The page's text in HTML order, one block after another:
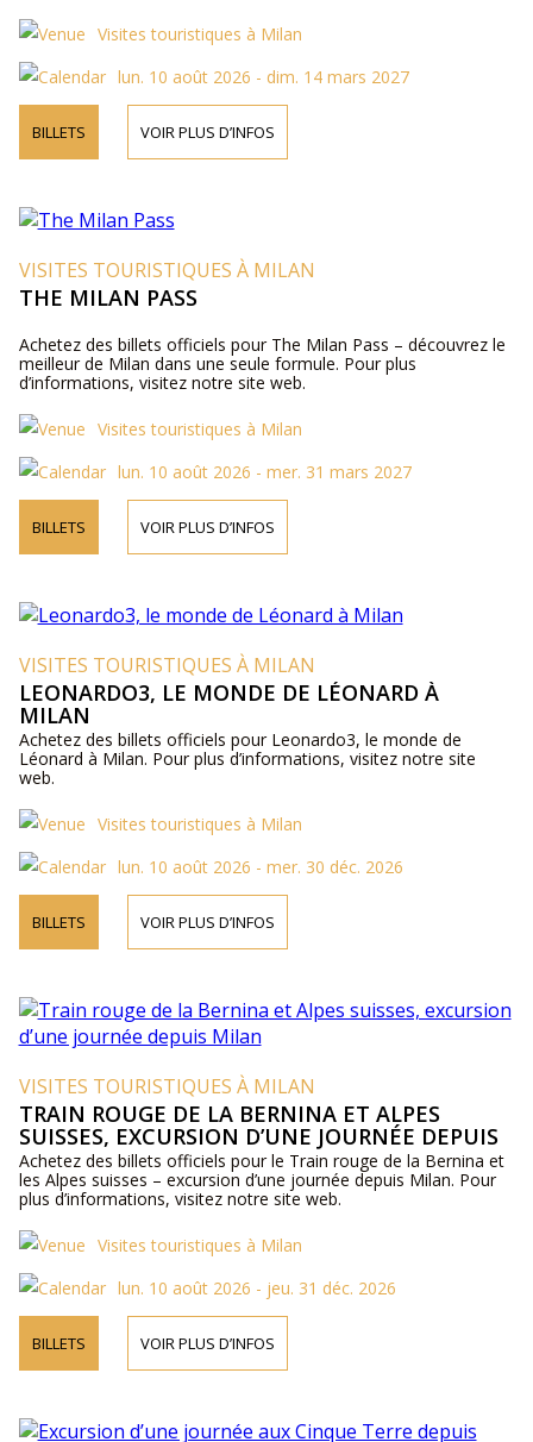
Visites touristiques à Milan
lun. 10 août 2026 - dim. 14 mars 2027
BILLETS VOIR PLUS D’INFOS
VISITES TOURISTIQUES À MILAN
THE MILAN PASS
Achetez des billets officiels pour The Milan Pass – découvrez le
meilleur de Milan dans une seule formule. Pour plus
d’informations, visitez notre site web.
Visites touristiques à Milan
lun. 10 août 2026 - mer. 31 mars 2027
BILLETS VOIR PLUS D’INFOS
VISITES TOURISTIQUES À MILAN
LEONARDO3, LE MONDE DE LÉONARD À
MILAN
Achetez des billets officiels pour Leonardo3, le monde de
Léonard à Milan. Pour plus d’informations, visitez notre site
web.
Visites touristiques à Milan
lun. 10 août 2026 - mer. 30 déc. 2026
BILLETS VOIR PLUS D’INFOS
VISITES TOURISTIQUES À MILAN
TRAIN ROUGE DE LA BERNINA ET ALPES
SUISSES, EXCURSION D’UNE JOURNÉE DEPUIS
MILAN
Achetez des billets officiels pour le Train rouge de la Bernina et
les Alpes suisses – excursion d’une journée depuis Milan. Pour
plus d’informations, visitez notre site web.
Visites touristiques à Milan
lun. 10 août 2026 - jeu. 31 déc. 2026
BILLETS VOIR PLUS D’INFOS